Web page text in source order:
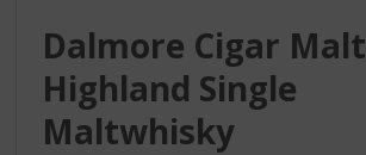
Dalmore Cigar Malt
Highland Single
Maltwhisky